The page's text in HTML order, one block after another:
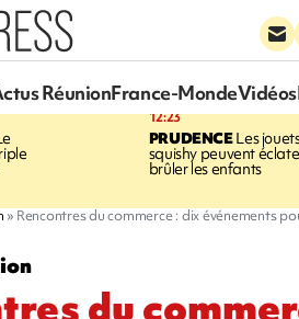
RéunionFrance-MondeVidéos
12:23
PRUDENCELes
squishy peuvent
brûler les enfants
Rencontres du commerce : dix événements
du